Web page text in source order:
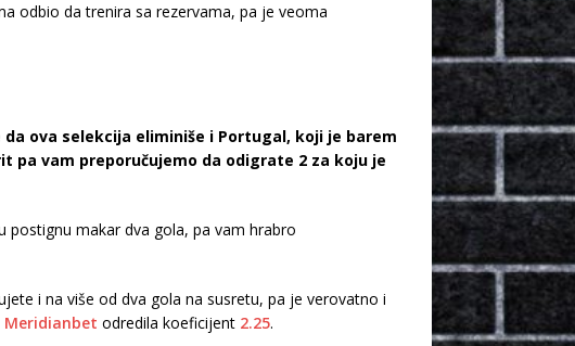
odbio da trenira sa rezervama, pa je veoma
ova selekcija eliminiše i Portugal, koji je barem
pa vam preporučujemo da odigrate 2 za koju je
postignu makar dva gola, pa vam hrabro
i na više od dva gola na susretu, pa je verovatno i
Meridianbet odredila koeficijent 2.25.